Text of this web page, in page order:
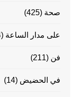
صحة (425)
على مدار الساعة (664)
فن (211)
في الحضيض (14)